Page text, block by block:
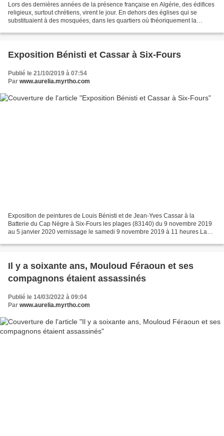
Lors des dernières années de la présence française en Algérie, des édifices
religieux, surtout chrétiens, virent le jour. En dehors des églises qui se
substituaient à des mosquées, dans les quartiers où théoriquement la
Exposition Bénisti et Cassar à Six-Fours
Publié le 21/10/2019 à 07:54
Par www.aurelia.myrtho.com
Exposition de peintures de Louis Bénisti et de Jean-Yves Cassar à la
Batterie du Cap Nègre à Six-Fours les plages (83140) du 9 novembre 2019
au 5 janvier 2020 vernissage le samedi 9 novembre 2019 à 11 heures La
Il y a soixante ans, Mouloud Féraoun et ses
compagnons étaient assassinés
Publié le 14/03/2022 à 09:04
Par www.aurelia.myrtho.com